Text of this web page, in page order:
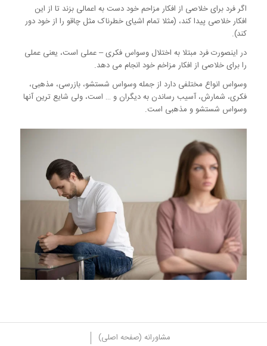
اگر فرد برای خلاصی از افکار مزاحم خود دست به اعمالی بزند تا از این
افکار خلاصی پیدا کند، (مثلا تمام اشیای خطرناک مثل چاقو را از خود دور
کند).
در اینصورت فرد مبتلا به اختلال وسواس فکری – عملی است، یعنی عملی
را برای خلاصی از افکار مزاخم خود انجام می دهد.
وسواس انواع مختلفی دارد از جمله وسواس شستشو، بازرسی، مذهبی،
فکری، شمارش، آسیب رساندن به دیگران و … است، ولی شایع ترین آنها
وسواس شستشو و مذهبی است.
مشاورانه (صفحه اصلی)